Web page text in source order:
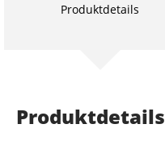
Produktdetails
Produktdetails